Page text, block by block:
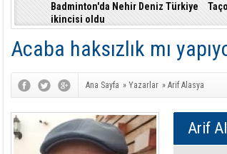
Badminton'da Nehir Deniz Türkiye
ikincisi oldu
Acaba haksızlık mı
Ana Sayfa » Yazarlar » Arif Alasya
Arif